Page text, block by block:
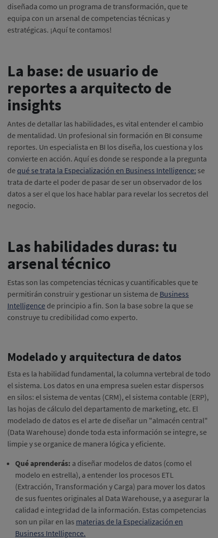
diseñada como un programa de transformación, que te
equipa con un arsenal de competencias técnicas y
estratégicas. ¡Aquí te contamos!
La base: de usuario de
reportes a arquitecto de
insights
Antes de detallar las habilidades, es vital entender el cambio
de mentalidad. Un profesional sin formación en BI consume
reportes. Un especialista en BI los diseña, los cuestiona y los
convierte en acción. Aquí es donde se responde a la pregunta
de qué se trata la Especialización en Business Intelligence: se
trata de darte el poder de pasar de ser un observador de los
datos a ser el que los hace hablar para revelar los secretos del
negocio.
Las habilidades duras: tu
arsenal técnico
Estas son las competencias técnicas y cuantificables que te
permitirán construir y gestionar un sistema de Business
Intelligence de principio a fin. Son la base sobre la que se
construye tu credibilidad como experto.
Modelado y arquitectura de datos
Esta es la habilidad fundamental, la columna vertebral de todo
el sistema. Los datos en una empresa suelen estar dispersos
en silos: el sistema de ventas (CRM), el sistema contable (ERP),
las hojas de cálculo del departamento de marketing, etc. El
modelado de datos es el arte de diseñar un "almacén central"
(Data Warehouse) donde toda esta información se integre, se
limpie y se organice de manera lógica y eficiente.
Qué aprenderás: a diseñar modelos de datos (como el
modelo en estrella), a entender los procesos ETL
(Extracción, Transformación y Carga) para mover los datos
de sus fuentes originales al Data Warehouse, y a asegurar la
calidad e integridad de la información. Estas competencias
son un pilar en las materias de la Especialización en
Business Intelligence.